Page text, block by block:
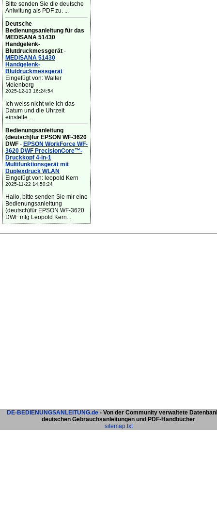
Bitte senden Sie die deutsche
Anlwitung als PDF zu. ...
Deutsche
Bedienungsanleitung für das
MEDISANA 51430
Handgelenk-
Blutdruckmessgerät -
MEDISANA 51430
Handgelenk-
Blutdruckmessgerät
Eingefügt von: Walter
Meienberg
2025-12-13 16:24:54
Ich weiss nicht wie ich das
Datum und die Uhrzeit
einstelle....
Bedienungsanleitung
(deutsch)für EPSON WF-3620
DWF - EPSON WorkForce WF-
3620 DWF PrecisionCore™-
Druckkopf 4-in-1
Multifunktionsgerät mit
Duplexdruck WLAN
Eingefügt von: leopold Kern
2025-11-22 14:50:24
Hallo, bitte senden Sie mir eine
Bedienungsanleitung
(deutsch)für EPSON WF-3620
DWF mfg Leopold Kern...
DE-BEDIENUNGSANLEITUNG.de - Von der Community verwaltete
deutschen Gebrauchsanleitungen und PDF-Handbücher
sitemap.txt